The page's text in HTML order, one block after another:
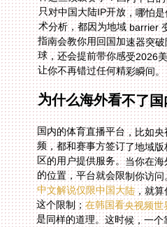
让你不再错过任何精彩瞬间。
为什么海外看不了
国内的体育直播平台，比如
频，都和赛事方签订了地域版
区的用户提供服务。当你在海
的位置，平台就会限制你访问
中文解说仅限中国大陆，就算
这个限制；在韩国看央视频